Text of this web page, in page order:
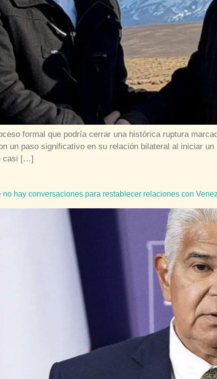
formal que podría cerrar una histórica ruptura
un paso significativo en su relación bilateral al iniciar
casi […]
hay conversaciones para restablecer relaciones con